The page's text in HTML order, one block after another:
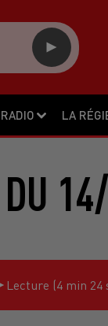
RADIO LA
DU
Lecture (4 min 24